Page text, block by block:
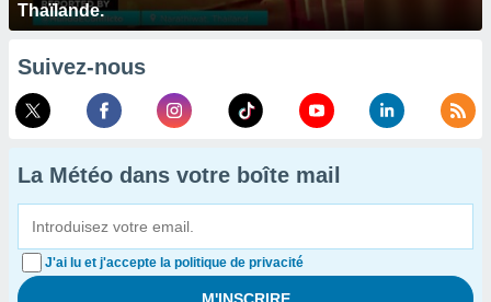
Thaïlande.
Suivez-nous
La Météo dans votre boîte mail
J'ai lu et j'accepte la politique de privacité